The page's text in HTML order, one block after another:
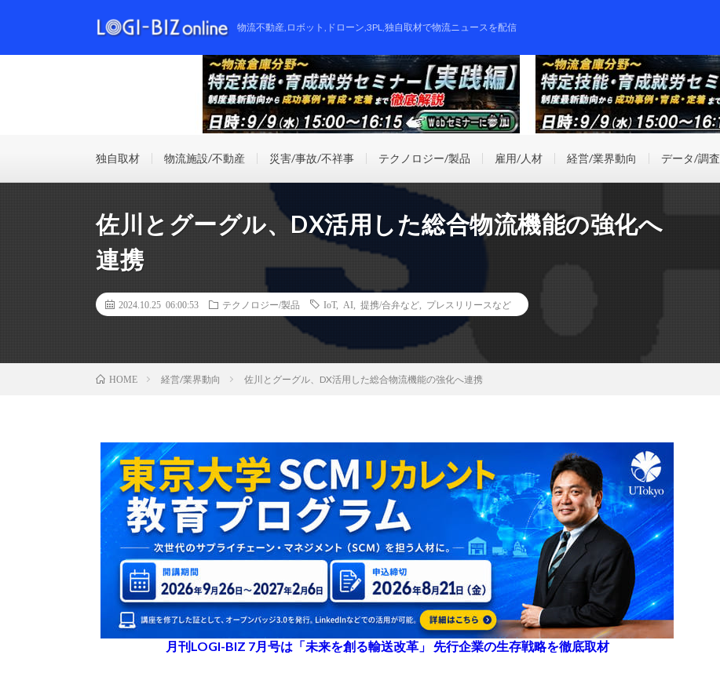
物流不動産,ロボット,ドローン,3PL,独自取材で物流ニュースを配信
独自取材 物流施設/不動産 災害/事故/不祥事 テクノロジー/製品 雇用/人材 経営/業界動向 データ/調査
佐川とグーグル、DX活用した総合物流機能の強化へ
連携
2024.10.25 06:00:53 テクノロジー/製品 IoT, AI 提携/合弁など プレスリリースなど
HOME 経営/業界動向 佐川とグーグル、DX活用した総合物流機能の強化へ連携
月刊LOGI-BIZ 7月号は「未来を創る輸送改革」 先行企業の生存戦略を徹底取材